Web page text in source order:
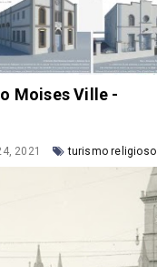
Moises Ville -
2021 turismo religioso